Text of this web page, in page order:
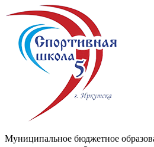
Муниципальное бюджетное